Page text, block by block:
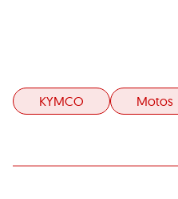
KYMCO Motos